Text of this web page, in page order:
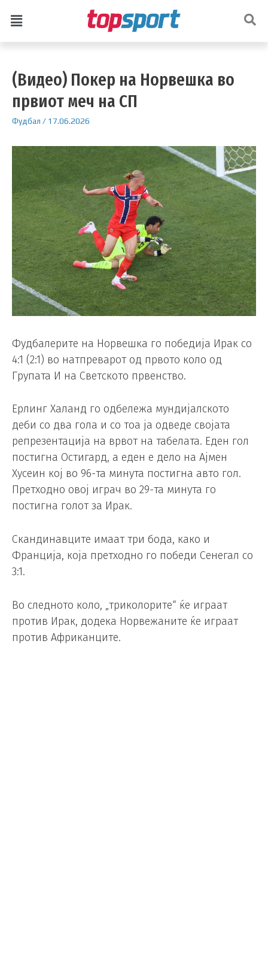
(Видео) Покер на Норвешка во
првиот меч на СП
Фудбал / 17.06.2026
Фудбалерите на Норвешка го победија Ирак со
4:1 (2:1) во натпреварот од првото коло од
Групата И на Светското првенство.
Ерлинг Халанд го одбележа мундијалското
деби со два гола и со тоа ја одведе својата
репрезентација на врвот на табелата. Еден гол
постигна Остигард, а еден е дело на Ајмен
Хусеин кој во 96-та минута постигна авто гол.
Претходно овој играч во 29-та минута го
постигна голот за Ирак.
Скандинавците имаат три бода, како и
Франција, која претходно го победи Сенегал со
3:1.
Во следното коло, „триколорите“ ќе играат
против Ирак, додека Норвежаните ќе играат
против Африканците.